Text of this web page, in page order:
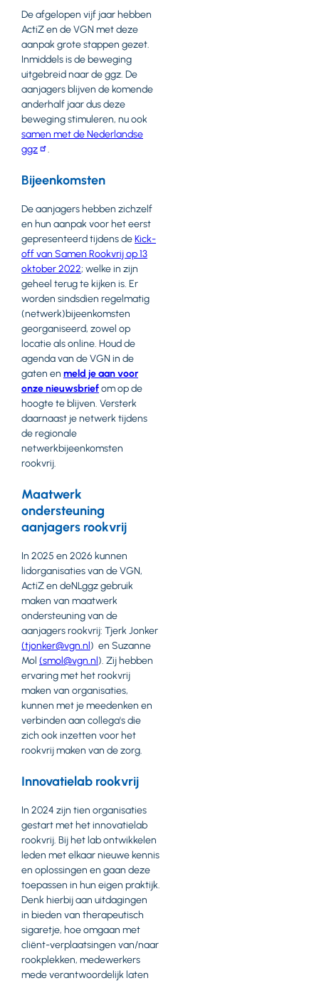
De afgelopen vijf jaar hebben
ActiZ en de VGN met deze
aanpak grote stappen gezet.
Inmiddels is de beweging
uitgebreid naar de ggz. De
aanjagers blijven de komende
anderhalf jaar dus deze
beweging stimuleren, nu ook
samen met de Nederlandse
ggz
.
Bijeenkomsten
De aanjagers hebben zichzelf
en hun aanpak voor het eerst
gepresenteerd tijdens deKick-
off van Samen Rookvrij op 13
oktober 2022; welke in zijn
geheel terug te kijken is. Er
worden sindsdien regelmatig
(netwerk)bijeenkomsten
georganiseerd, zowel op
locatie als online. Houd de
agenda van de VGN in de
gaten en meld je aan voor
onze nieuwsbriefom op de
hoogte te blijven. Versterk
daarnaast je netwerk tijdens
de regionale
netwerkbijeenkomsten
rookvrij.
Maatwerk
ondersteuning
aanjagers rookvrij
In 2025 en 2026 kunnen
lidorganisaties van de VGN,
ActiZ en deNLggz gebruik
maken van maatwerk
ondersteuning van de
aanjagers rookvrij: Tjerk Jonker
(tjonker@vgn.nl) en Suzanne
Mol (smol@vgn.nl). Zij hebben
ervaring met het rookvrij
maken van organisaties,
kunnen met je meedenken en
verbinden aan collega's die
zich ook inzetten voor het
rookvrij maken van de zorg.
Innovatielab rookvrij
In 2024 zijn tien organisaties
gestart met het innovatielab
rookvrij. Bij het lab ontwikkelen
leden met elkaar nieuwe kennis
en oplossingen en gaan deze
toepassen in hun eigen praktijk.
Denk hierbij aan uitdagingen
in bieden van therapeutisch
sigaretje, hoe omgaan met
cliënt-verplaatsingen van/naar
rookplekken, medewerkers
mede verantwoordelijk laten